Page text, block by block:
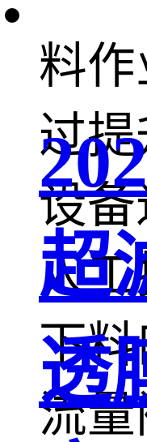
料
过
设
人
下
流
超
透